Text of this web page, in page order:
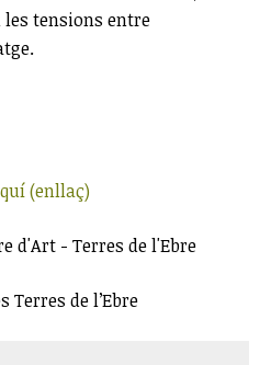
tensions entre
(enllaç)
d'Art - Terres de l'Ebre
Terres de l’Ebre